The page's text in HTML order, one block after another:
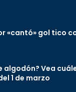
«cantó» gol tico
algodón? Vea
1 de marzo